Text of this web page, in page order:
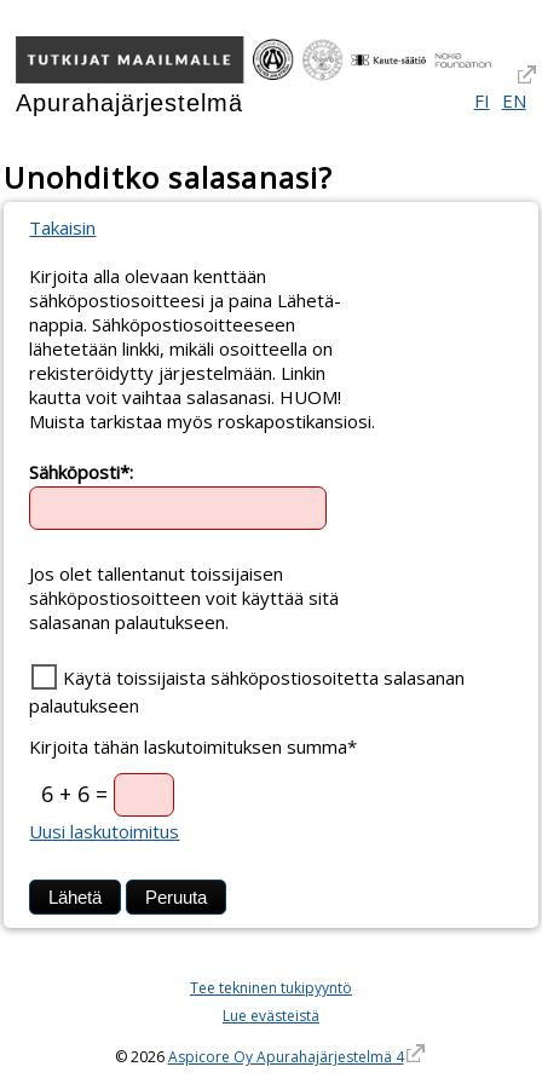
Apurahajärjestelmä FI EN
Unohditko salasanasi?
Takaisin
Kirjoita alla olevaan kenttään
sähköpostiosoitteesi ja paina Lähetä-
nappia. Sähköpostiosoitteeseen
lähetetään linkki, mikäli osoitteella on
rekisteröidytty järjestelmään. Linkin
kautta voit vaihtaa salasanasi. HUOM!
Muista tarkistaa myös roskapostikansiosi.
Sähköposti*:
Jos olet tallentanut toissijaisen
sähköpostiosoitteen voit käyttää sitä
salasanan palautukseen.
Käytä toissijaista sähköpostiosoitetta salasanan
palautukseen
Kirjoita tähän laskutoimituksen summa*
6 + 6 =
Uusi laskutoimitus
Tee tekninen tukipyyntö
Lue evästeistä
© 2026Aspicore Oy Apurahajärjestelmä 4